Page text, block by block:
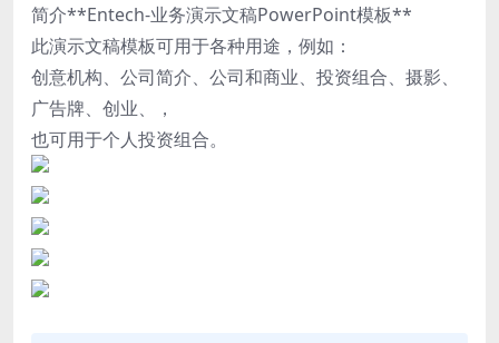
简介**Entech-业务演示文稿PowerPoint模板**
此演示文稿模板可用于各种用途，例如：
创意机构、公司简介、公司和商业、投资组合、摄影、
广告牌、创业、，
也可用于个人投资组合。